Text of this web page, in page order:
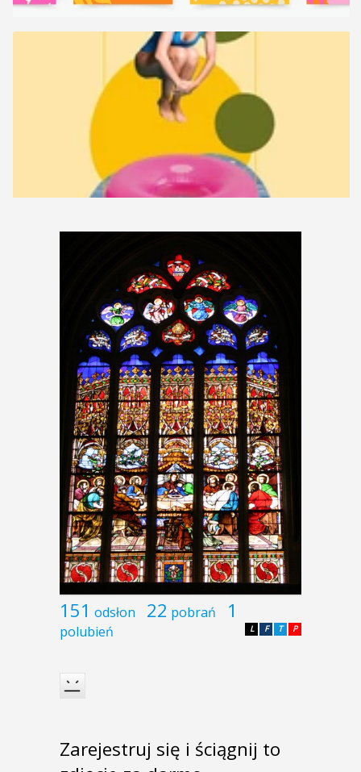
151 odsłon 22 pobrań 1
polubień P
T
F
L
Zarejestruj się i ściągnij to